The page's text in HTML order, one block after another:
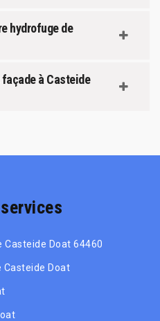
hydrofuge de
à Casteide
Doat 64460
Casteide Doat